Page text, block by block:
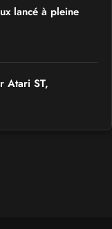
lancé à pleine
Atari ST,